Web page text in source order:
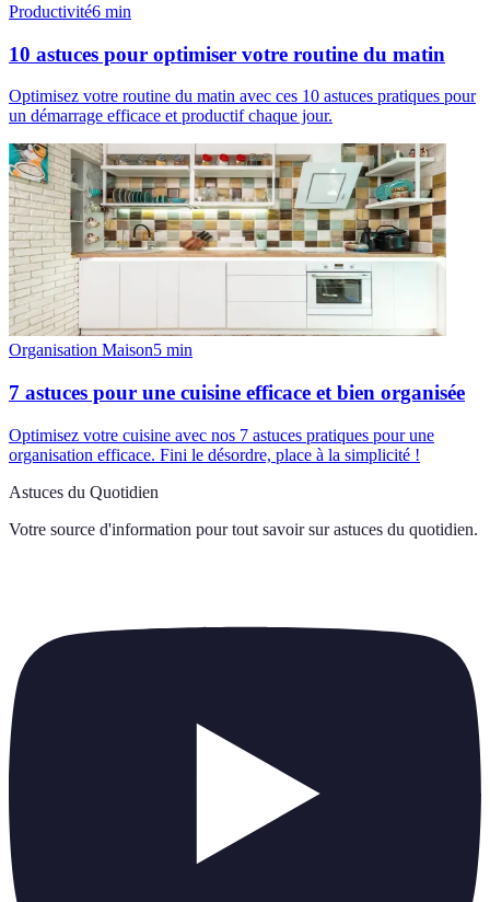
Productivité6 min
10 astuces pour optimiser votre routine du matin
Optimisez votre routine du matin avec ces 10 astuces pratiques pour
un démarrage efficace et productif chaque jour.
Organisation Maison5 min
7 astuces pour une cuisine efficace et bien organisée
Optimisez votre cuisine avec nos 7 astuces pratiques pour une
organisation efficace. Fini le désordre, place à la simplicité !
Astuces du Quotidien
Votre source d'information pour tout savoir sur astuces du quotidien.